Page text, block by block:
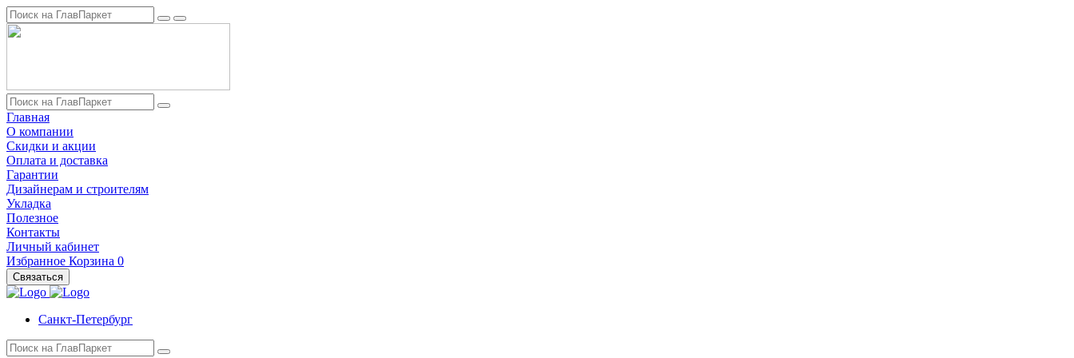
Главная
О компании
Скидки и акции
Оплата и доставка
Гарантии
Дизайнерам и строителям
Укладка
Полезное
Контакты
Личный кабинет
Избранное Корзина 0
Связаться
Санкт-Петербург